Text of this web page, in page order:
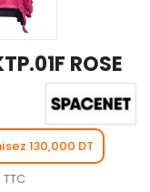
ROSE
130,000 DT
TTC